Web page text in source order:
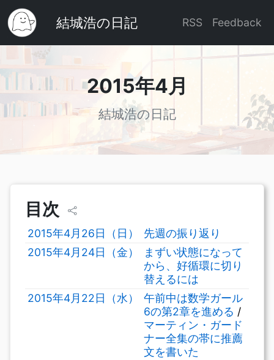
結城浩の日記 RSS Feedback
2015年4月
結城浩の日記
目次
2015年4月26日（日）
先週の振り返り
2015年4月24日（金）
まずい状態になって
から、好循環に切り
替えるには
2015年4月22日（水）
午前中は数学ガール
6の第2章を進める /
マーティン・ガード
ナー全集の帯に推薦
文を書いた